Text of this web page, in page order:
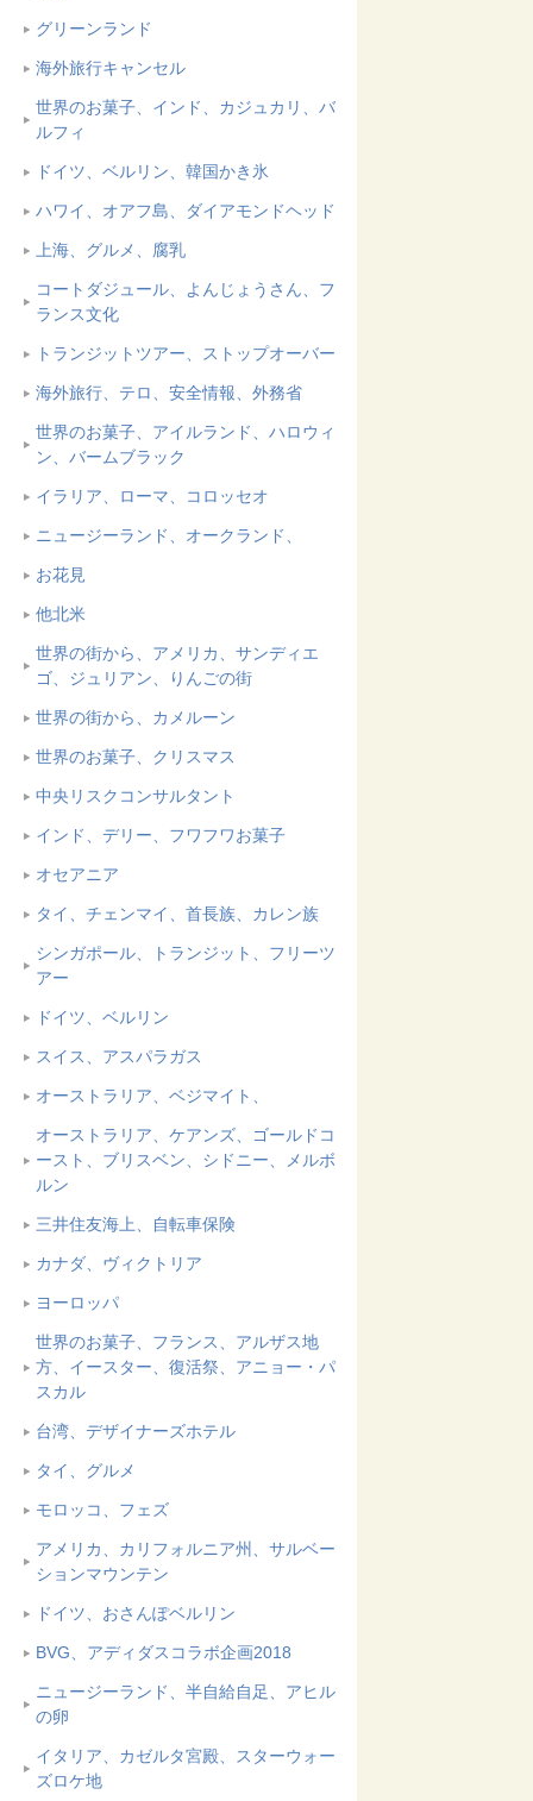
グリーンランド
海外旅行キャンセル
世界のお菓子、インド、カジュカリ、バ
ルフィ
ドイツ、ベルリン、韓国かき氷
ハワイ、オアフ島、ダイアモンドヘッド
上海、グルメ、腐乳
コートダジュール、よんじょうさん、フ
ランス文化
トランジットツアー、ストップオーバー
海外旅行、テロ、安全情報、外務省
世界のお菓子、アイルランド、ハロウィ
ン、バームブラック
イラリア、ローマ、コロッセオ
ニュージーランド、オークランド、
お花見
他北米
世界の街から、アメリカ、サンディエ
ゴ、ジュリアン、りんごの街
世界の街から、カメルーン
世界のお菓子、クリスマス
中央リスクコンサルタント
インド、デリー、フワフワお菓子
オセアニア
タイ、チェンマイ、首長族、カレン族
シンガポール、トランジット、フリーツ
アー
ドイツ、ベルリン
スイス、アスパラガス
オーストラリア、ベジマイト、
オーストラリア、ケアンズ、ゴールドコ
ースト、ブリスベン、シドニー、メルボ
ルン
三井住友海上、自転車保険
カナダ、ヴィクトリア
ヨーロッパ
世界のお菓子、フランス、アルザス地
方、イースター、復活祭、アニョー・パ
スカル
台湾、デザイナーズホテル
タイ、グルメ
モロッコ、フェズ
アメリカ、カリフォルニア州、サルベー
ションマウンテン
ドイツ、おさんぽベルリン
BVG、アディダスコラボ企画2018
ニュージーランド、半自給自足、アヒル
の卵
イタリア、カゼルタ宮殿、スターウォー
ズロケ地